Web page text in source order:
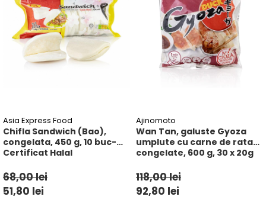
Asia Express Food
Chifla Sandwich (Bao),
congelata, 450 g, 10 buc-
Certificat Halal
68,00 lei
51,80 lei
Ajinomoto
Wan Tan, galuste Gyoza
umplute cu carne de rata
congelate, 600 g, 30 x 20g
118,00 lei
92,80 lei